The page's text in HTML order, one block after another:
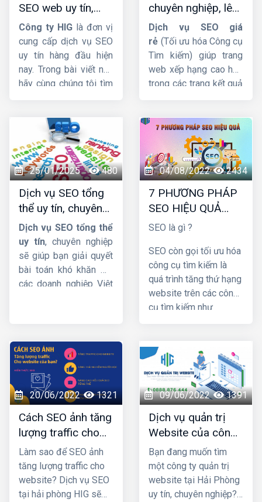
SEO web uy tín,
chuyên nghiệp,
hiệu quả lâu dài
Công ty HIG là đơn vị
cung cấp dịch vụ SEO
uy tín hàng đầu hiện
nay. Trong bài viết này
hãy cùng chúng tôi tìm
nhật mới nhất.
chuyên nghiệp, lên
TOP Google bền
vững
Dịch vụ SEO giá
rẻ (Tối ưu hóa Công cụ
Tìm kiếm) giúp trang
web xếp hạng cao hơn
trong các trang kết quả
lượng truy cập hơn đến
trang web. Trong bài
viết này, cùngHIGtìm
hiểu chi tiết về dịch vụ
này nhá !
25/01/2025 480
Dịch vụ SEO tổng
thể uy tín, chuyên
nghiệp và hiệu quả
Dịch vụ SEO tổng thể
uy tín, chuyên nghiệp
sẽ giúp bạn giải quyết
bài toán khó khăn mà
các doanh nghiệp Việt
dưới đây củaHIGnhé !
04/08/2022 2434
7 PHƯƠNG PHÁP
SEO HIỆU QUẢ
BẠN NÊN BIẾT
SEO là gì ?
SEO còn gọi tối ưu hóa
công cụ tìm kiếm là
quá trình tăng thứ hạng
website trên các công
cụ tìm kiếm như
thương hiệu tới khách
hàng. SEO có 3 phần:
chiến lược, chiến thuật
và copywriting. Khi
đảm bảo 3 yếu tố đó
thì chiến lược
marketing của bạn sẽ
thành công vàgiúp bạn
tăng doanh thu - lợi
nhuận đáng kể.
20/06/2022 1321
Cách SEO ảnh tăng
lượng traffic cho
website của bạn?
Làm sao để SEO ảnh
tăng lượng traffic cho
website? Dịch vụ SEO
tại hải phòng HIG sẽ
09/06/2022 1391
Dịch vụ quản trị
Website của công
ty nào uy tín và
chuyên nghiệp nhất
Hải Phòng?
Bạn đang muốn tìm
một công ty quản trị
website tại Hải Phòng
uy tín, chuyên nghiệp?